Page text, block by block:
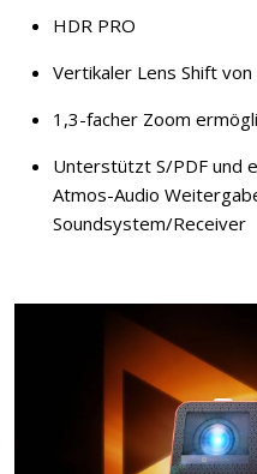
HDR PRO
Vertikaler Lens Shift
1,3-facher Zoom
Unterstützt S/PDF und
Atmos-Audio
Soundsystem/Receiver